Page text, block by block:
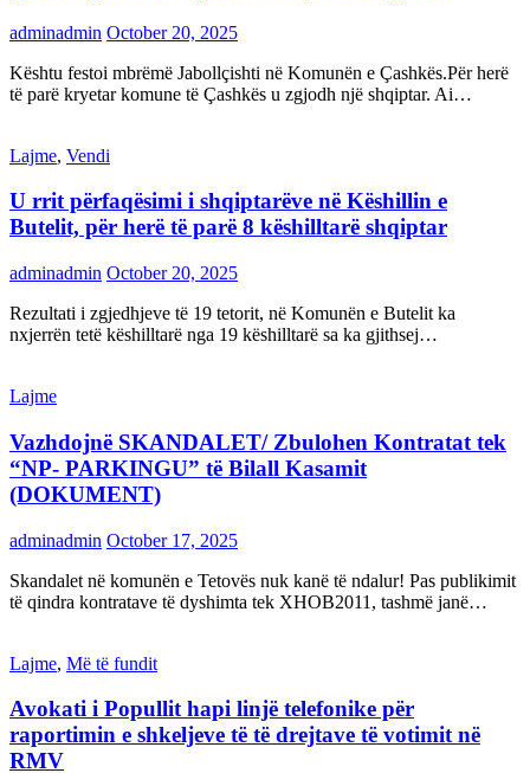
adminadmin October 20, 2025
Kështu festoi mbrëmë Jabollçishti në Komunën e Çashkës.Për herë
të parë kryetar komune të Çashkës u zgjodh një shqiptar. Ai…
Lajme, Vendi
U rrit përfaqësimi i shqiptarëve në Këshillin e
Butelit, për herë të parë 8 këshilltarë shqiptar
adminadmin October 20, 2025
Rezultati i zgjedhjeve të 19 tetorit, në Komunën e Butelit ka
nxjerrën tetë këshilltarë nga 19 këshilltarë sa ka gjithsej…
Lajme
Vazhdojnë SKANDALET/ Zbulohen Kontratat tek
“NP- PARKINGU” të Bilall Kasamit
(DOKUMENT)
adminadmin October 17, 2025
Skandalet në komunën e Tetovës nuk kanë të ndalur! Pas publikimit
të qindra kontratave të dyshimta tek XHOB2011, tashmë janë…
Lajme, Më të fundit
Avokati i Popullit hapi linjë telefonike për
raportimin e shkeljeve të të drejtave të votimit në
RMV